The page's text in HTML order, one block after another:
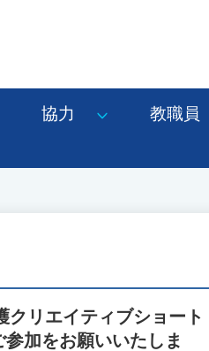
協力 教職員
リエイティブショート
加をお願いいたしま